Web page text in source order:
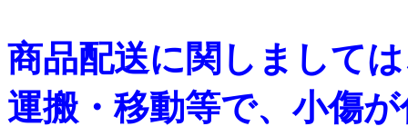
商品配送に関しまして
運搬・移動等で、小傷